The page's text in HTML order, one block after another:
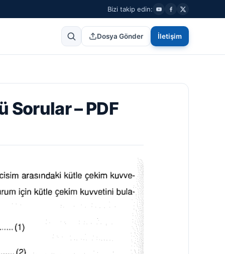
Bizi takip edin:
Dosya Gönder İletişim
Sorular – PDF